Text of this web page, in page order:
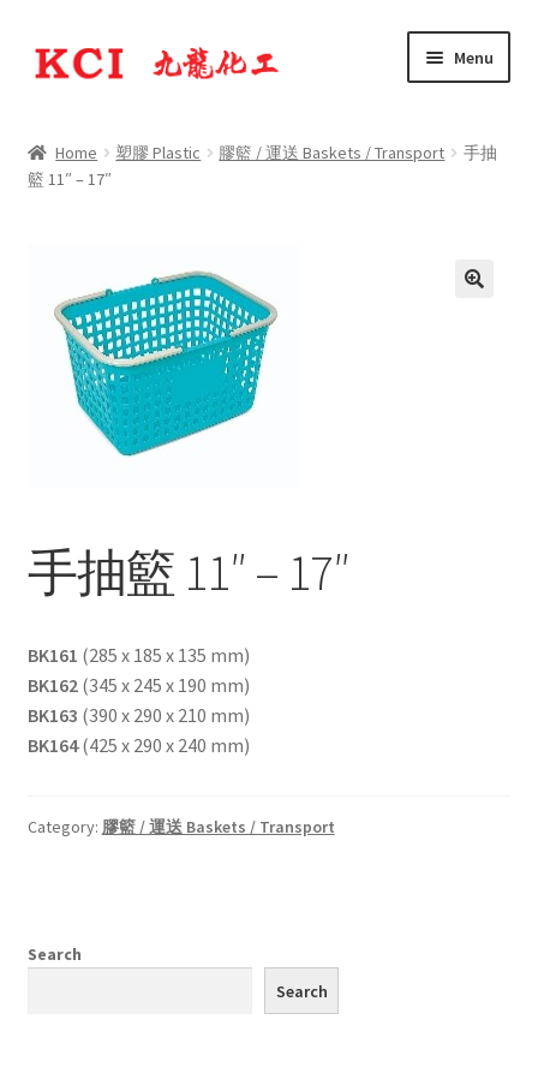
Skip
to
Skip
to
Menu
產品 Products
Home 塑膠 Plastic 膠籃 / 運送 Baskets / Transport
手抽
籃 11″ – 17″
手抽籃 11″ – 17″
BK161 (285 x 185 x 135 mm)
BK162 (345 x 245 x 190 mm)
BK163 (390 x 290 x 210 mm)
BK164(425 x 290 x 240 mm)
Category: 膠籃 / 運送 Baskets / Transport
Search
Search